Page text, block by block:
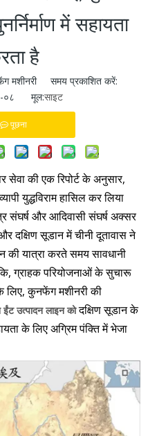
में सहायता
है
समय प्रकाशित करें:
०८ मूल:साइट
पूछना
सेवा की एक रिपोर्ट के अनुसार,
युद्धविराम हासिल कर लिया
संघर्ष और आदिवासी संघर्ष अक्सर
दक्षिण सूडान में चीनी दूतावास ने
की यात्रा करते समय सावधानी
ग्राहक परियोजनाओं के सुचारू
कुनफेंग मशीनरी की
उत्पादन लाइन कोदक्षिण सूडान के
के लिए अग्रिम पंक्ति में भेजा